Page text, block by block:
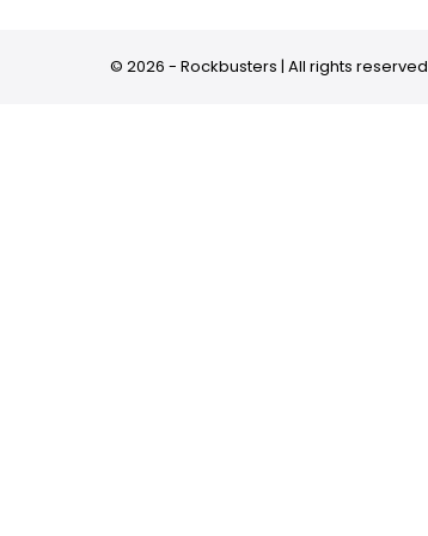
© 2026 - Rockbusters | All rights reserved